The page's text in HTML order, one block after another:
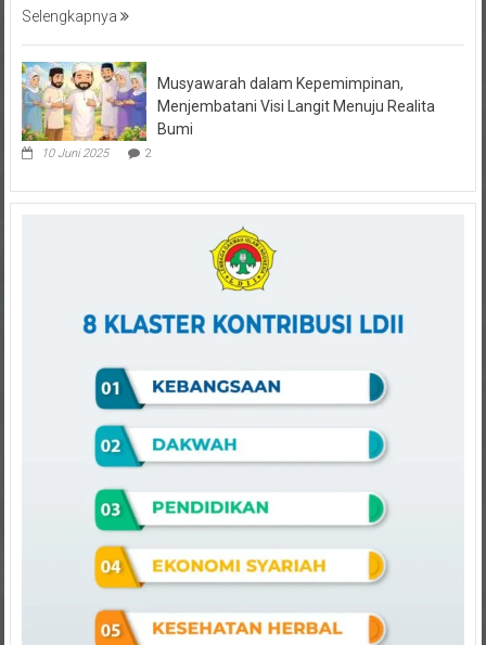
Menjembatani Visi Langit Menuju Realita
Bumi
10 Juni 2025 2